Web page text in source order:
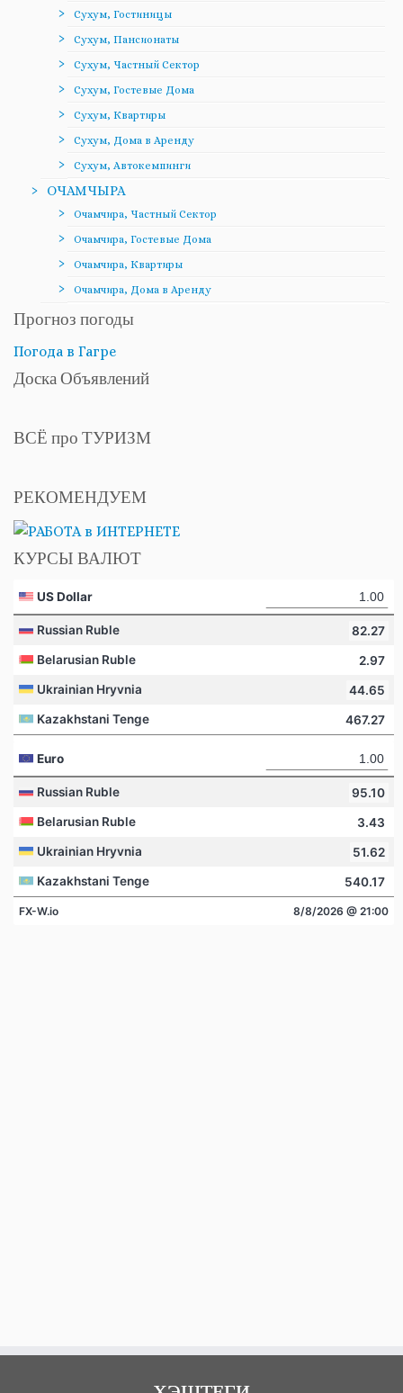
Сухум, Гостиницы
Сухум, Пансионаты
Сухум, Частный Сектор
Сухум, Гостевые Дома
Сухум, Квартиры
Сухум, Дома в Аренду
Сухум, Автокемпинги
ОЧАМЧЫРА
Очамчира, Частный Сектор
Очамчира, Гостевые Дома
Очамчира, Квартиры
Очамчира, Дома в Аренду
Прогноз погоды
Погода в Гагре
Доска Объявлений
ВСЁ про ТУРИЗМ
РЕКОМЕНДУЕМ
КУРСЫ ВАЛЮТ